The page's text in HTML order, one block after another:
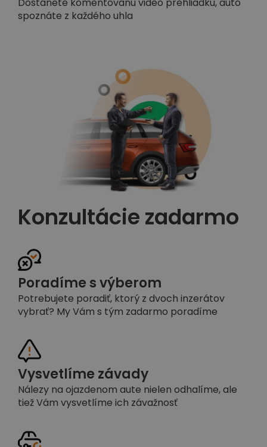
Dostanete komentovanú video prehliadku, auto
spoznáte z každého uhla
Konzultácie zadarmo
Poradíme s výberom
Potrebujete poradiť, ktorý z dvoch inzerátov
vybrať? My Vám s tým zadarmo poradíme
Vysvetlíme závady
Nálezy na ojazdenom aute nielen odhalíme, ale
tiež Vám vysvetlíme ich závažnosť